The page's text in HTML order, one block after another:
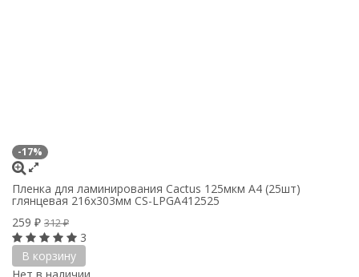
-17%
Пленка для ламинирования Cactus 125мкм A4 (25шт)
глянцевая 216x303мм CS-LPGA412525
259 ₽ 312₽
3
В корзину